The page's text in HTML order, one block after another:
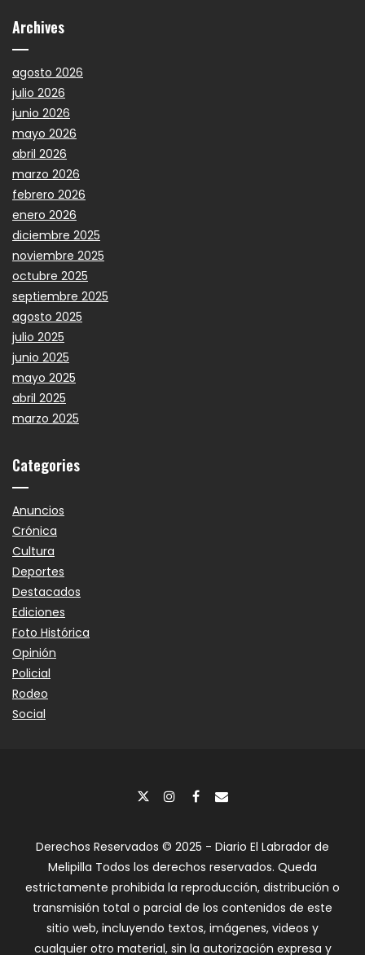
Archives
agosto 2026
julio 2026
junio 2026
mayo 2026
abril 2026
marzo 2026
febrero 2026
enero 2026
diciembre 2025
noviembre 2025
octubre 2025
septiembre 2025
agosto 2025
julio 2025
junio 2025
mayo 2025
abril 2025
marzo 2025
Categories
Anuncios
Crónica
Cultura
Deportes
Destacados
Ediciones
Foto Histórica
Opinión
Policial
Rodeo
Social
Derechos Reservados © 2025 - Diario El Labrador de
Melipilla Todos los derechos reservados. Queda
estrictamente prohibida la reproducción, distribución o
transmisión total o parcial de los contenidos de este
sitio web, incluyendo textos, imágenes, videos y
cualquier otro material, sin la autorización expresa y